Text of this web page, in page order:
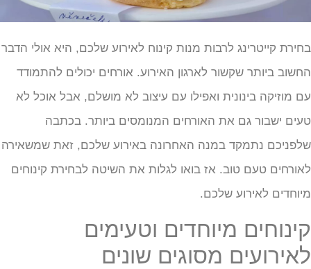
קייטרינג לרבות מנות קינוח לאירוע שלכם, היא אולי הדבר
ביותר שקשור לארגון האירוע. אורחים יכולים להתמודד
מוזיקה בינונית ואפילו עם עיצוב לא מושלם, אבל אוכל לא
ישבור גם את האורחים המנומסים ביותר. בכתבה
נתמקד במנה האחרונה באירוע שלכם, זאת שמשאירה
טעם טוב. אז בואו לגלות את השיטה לבחירת קינוחים
לאירוע שלכם.
מיוחדים וטעימים
מסוגים שונים